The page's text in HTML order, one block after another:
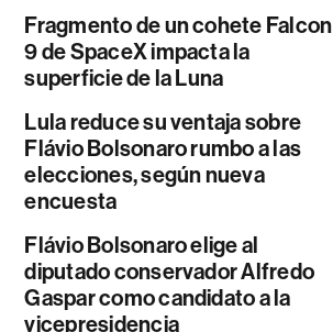
Fragmento de un cohete Falcon
9 de SpaceX impacta la
superficie de la Luna
Lula reduce su ventaja sobre
Flávio Bolsonaro rumbo a las
elecciones, según nueva
encuesta
Flávio Bolsonaro elige al
diputado conservador Alfredo
Gaspar como candidato a la
vicepresidencia